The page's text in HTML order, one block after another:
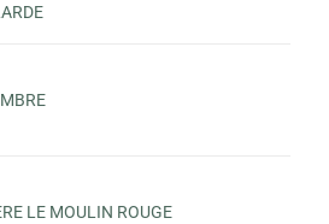
LE MOULIN ROUGE